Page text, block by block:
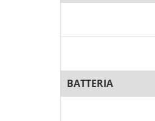
BATTERIA